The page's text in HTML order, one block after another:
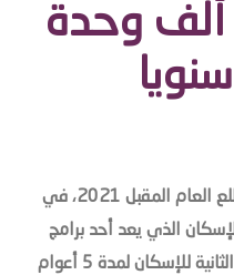
وتشييد 400 ألف وحدة
تعتزم منظومة الإسكان خلال مطلع العام المقبل 2021، في
الذي يعد أحد برامج
رؤية المملكة، إذ ستستمر المرحلة الثانية للإسكان لمدة 5 أعوام